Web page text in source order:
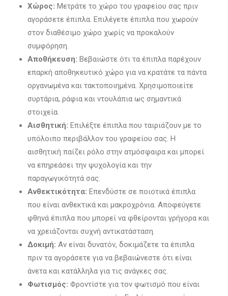
Χώρος: Μετράτε το χώρο του γραφείου σας πριν
αγοράσετε έπιπλα. Επιλέγετε έπιπλα που χωρούν
στον διαθέσιμο χώρο χωρίς να προκαλούν
συμφόρηση.
Αποθήκευση: Βεβαιώστε ότι τα έπιπλα παρέχουν
επαρκή αποθηκευτικό χώρο για να κρατάτε τα πάντα
οργανωμένα και τακτοποιημένα. Χρησιμοποιείτε
συρτάρια, ράφια και ντουλάπια ως σημαντικά
στοιχεία.
Αισθητική: Επιλέξτε έπιπλα που ταιριάζουν με το
υπόλοιπο περιβάλλον του γραφείου σας. Η
αισθητική παίζει ρόλο στην ατμόσφαιρα και μπορεί
να επηρεάσει την ψυχολογία και την
παραγωγικότητά σας.
Ανθεκτικότητα: Επενδύστε σε ποιοτικά έπιπλα
που είναι ανθεκτικά και μακροχρόνια. Αποφεύγετε
φθηνά έπιπλα που μπορεί να φθείρονται γρήγορα και
να χρειάζονται συχνή αντικατάσταση.
Δοκιμή: Αν είναι δυνατόν, δοκιμάζετε τα έπιπλα
πριν τα αγοράσετε για να βεβαιώνεστε ότι είναι
άνετα και κατάλληλα για τις ανάγκες σας.
Φωτισμός: Φροντίστε για τον φωτισμό που είναι